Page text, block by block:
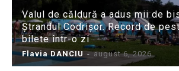
Valul de căldură a adus mii de
Ștrandul Codrișor. Record de
bilete într-o zi
Flavia DANCIU - august 6, 2026